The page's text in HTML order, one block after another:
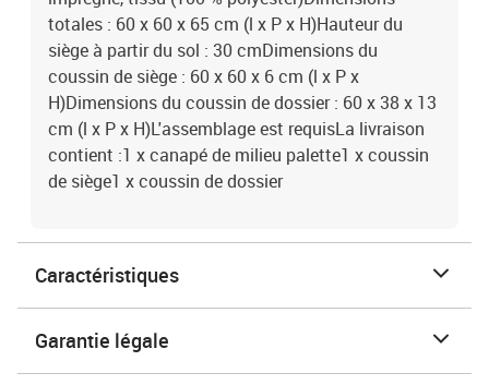
totales : 60 x 60 x 65 cm (l x P x H)Hauteur du
siège à partir du sol : 30 cmDimensions du
coussin de siège : 60 x 60 x 6 cm (l x P x
H)Dimensions du coussin de dossier : 60 x 38 x 13
cm (l x P x H)L'assemblage est requisLa livraison
contient :1 x canapé de milieu palette1 x coussin
de siège1 x coussin de dossier
Caractéristiques
Garantie légale